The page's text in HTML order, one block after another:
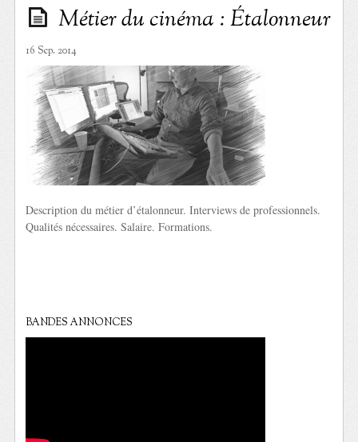
Métier du cinéma : Étalonneur
16 Sep. 2014
Description du métier d’étalonneur. Interviews de professionnels.
Qualités nécessaires. Salaire. Formations.
BANDES ANNONCES